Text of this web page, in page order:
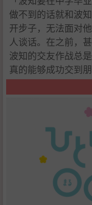
做不到的话就和波
开步子，无法面对
人谈话。在之前，
波知的交友作战总
真的能够成功交到朋